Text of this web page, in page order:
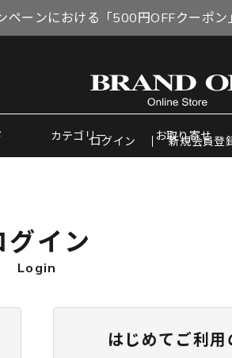
ペーンにおける「500円OFFクーポ
カテゴリー お取り寄せ
ログイン 新規会員登
グイン
Login
はじめてご利